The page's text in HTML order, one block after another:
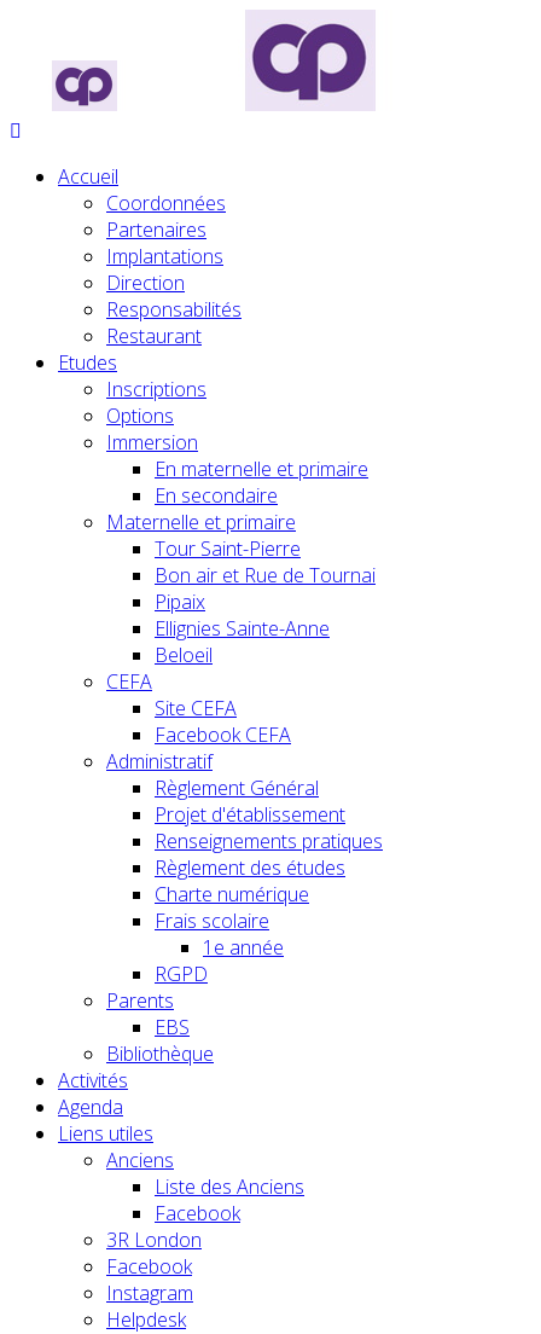
Accueil
Coordonnées
Partenaires
Implantations
Direction
Responsabilités
Restaurant
Etudes
Inscriptions
Options
Immersion
En maternelle et primaire
En secondaire
Maternelle et primaire
Tour Saint-Pierre
Bon air et Rue de Tournai
Pipaix
Ellignies Sainte-Anne
Beloeil
CEFA
Site CEFA
Facebook CEFA
Administratif
Règlement Général
Projet d'établissement
Renseignements pratiques
Règlement des études
Charte numérique
Frais scolaire
1e année
RGPD
Parents
EBS
Bibliothèque
Activités
Agenda
Liens utiles
Anciens
Liste des Anciens
Facebook
3R London
Facebook
Instagram
Helpdesk